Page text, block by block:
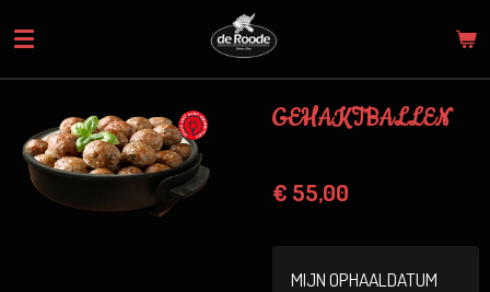
direct
naar
hoofdinhoud
GEHAKTBALLEN
€ 55,00
MIJN OPHAALDATUM